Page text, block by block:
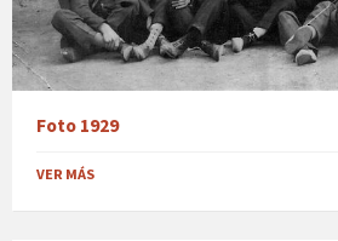
Foto 1929
VER MÁS